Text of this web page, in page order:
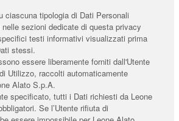
ciascuna tipologia di Dati Personali
sezioni dedicate di questa privacy
testi informativi visualizzati prima
stessi.
essere liberamente forniti dall'Utente
Utilizzo, raccolti automaticamente
Alato S.p.A.
specificato, tutti i Dati richiesti da Leone
Se l’Utente rifiuta di